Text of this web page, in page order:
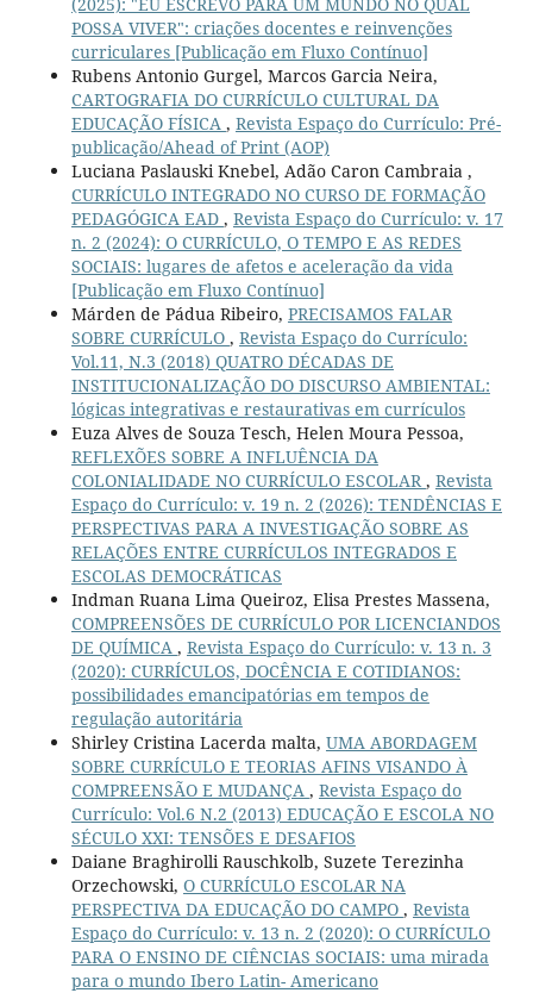
POSSA VIVER": criações docentes e reinvenções
curriculares [Publicação em Fluxo Contínuo]
Rubens Antonio Gurgel, Marcos Garcia Neira,
CARTOGRAFIA DO CURRÍCULO CULTURAL DA
EDUCAÇÃO FÍSICA , Revista Espaço do Currículo: Pré-
publicação/Ahead of Print (AOP)
Luciana Paslauski Knebel, Adão Caron Cambraia ,
CURRÍCULO INTEGRADO NO CURSO DE FORMAÇÃO
PEDAGÓGICA EAD , Revista Espaço do Currículo: v. 17
n. 2 (2024): O CURRÍCULO, O TEMPO E AS REDES
SOCIAIS: lugares de afetos e aceleração da vida
[Publicação em Fluxo Contínuo]
Márden de Pádua Ribeiro, PRECISAMOS FALAR
SOBRE CURRÍCULO , Revista Espaço do Currículo:
Vol.11, N.3 (2018) QUATRO DÉCADAS DE
INSTITUCIONALIZAÇÃO DO DISCURSO AMBIENTAL:
lógicas integrativas e restaurativas em currículos
Euza Alves de Souza Tesch, Helen Moura Pessoa,
REFLEXÕES SOBRE A INFLUÊNCIA DA
COLONIALIDADE NO CURRÍCULO ESCOLAR , Revista
Espaço do Currículo: v. 19 n. 2 (2026): TENDÊNCIAS E
PERSPECTIVAS PARA A INVESTIGAÇÃO SOBRE AS
RELAÇÕES ENTRE CURRÍCULOS INTEGRADOS E
ESCOLAS DEMOCRÁTICAS
Indman Ruana Lima Queiroz, Elisa Prestes Massena,
COMPREENSÕES DE CURRÍCULO POR LICENCIANDOS
DE QUÍMICA , Revista Espaço do Currículo: v. 13 n. 3
(2020): CURRÍCULOS, DOCÊNCIA E COTIDIANOS:
possibilidades emancipatórias em tempos de
regulação autoritária
Shirley Cristina Lacerda malta, UMA ABORDAGEM
SOBRE CURRÍCULO E TEORIAS AFINS VISANDO À
COMPREENSÃO E MUDANÇA , Revista Espaço do
Currículo: Vol.6 N.2 (2013) EDUCAÇÃO E ESCOLA NO
SÉCULO XXI: TENSÕES E DESAFIOS
Daiane Braghirolli Rauschkolb, Suzete Terezinha
Orzechowski, O CURRÍCULO ESCOLAR NA
PERSPECTIVA DA EDUCAÇÃO DO CAMPO , Revista
Espaço do Currículo: v. 13 n. 2 (2020): O CURRÍCULO
PARA O ENSINO DE CIÊNCIAS SOCIAIS: uma mirada
para o mundo Ibero Latin- Americano